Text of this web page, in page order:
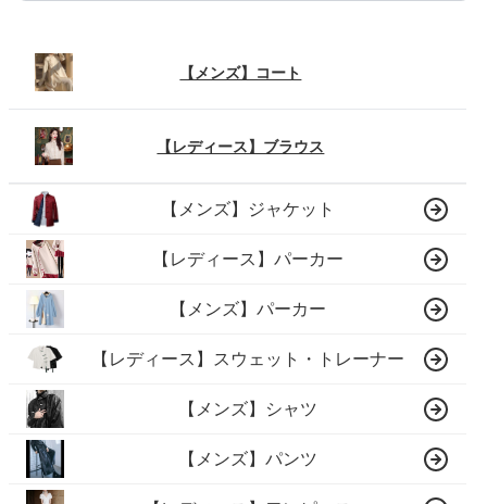
【メンズ】コート
【レディース】ブラウス
【メンズ】ジャケット
【レディース】パーカー
【メンズ】パーカー
【レディース】スウェット・トレーナー
【メンズ】シャツ
【メンズ】パンツ